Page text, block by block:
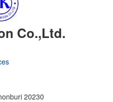
Co.,Ltd.
20230